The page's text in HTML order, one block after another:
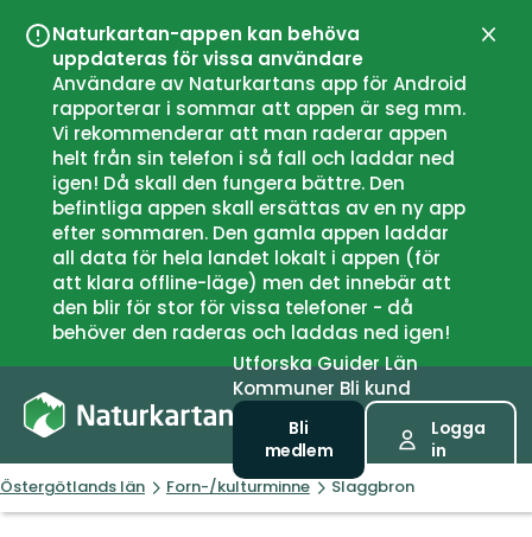
Naturkartan-appen kan behöva
uppdateras för vissa användare
Användare av Naturkartans app för Android
rapporterar i sommar att appen är seg mm.
Vi rekommenderar att man raderar appen
helt från sin telefon i så fall och laddar ned
igen! Då skall den fungera bättre. Den
befintliga appen skall ersättas av en ny app
efter sommaren. Den gamla appen laddar
all data för hela landet lokalt i appen (för
att klara offline-läge) men det innebär att
den blir för stor för vissa telefoner - då
behöver den raderas och laddas ned igen!
UtforskaGuiderLän
Kommuner Bli kund
Bli
medlem
Logga
in
Östergötlands län Forn-/kulturminne Slaggbron